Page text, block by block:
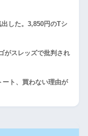
出した。3,850円のTシ
がスレッズで批判され
ート、買わない理由が